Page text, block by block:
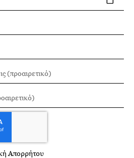
Απορρήτου